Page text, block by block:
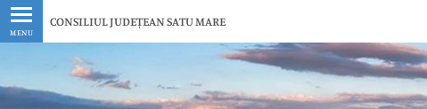
MENU
CONSILIUL JUDEȚEAN SATU MARE